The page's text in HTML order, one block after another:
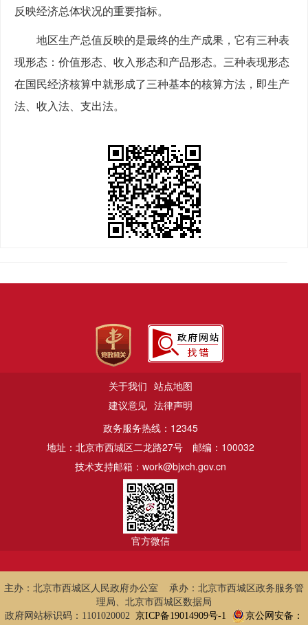
反映经济总体状况的重要指标。
地区生产总值反映的是最终的生产成果，它有三种表
现形态：价值形态、收入形态和产品形态。三种表现形态
在国民经济核算中就形成了三种基本的核算方法，即生产
法、收入法、支出法。
关于我们 站点地图
建议意见 法律声明
政务服务热线：12345
地址：北京市西城区二龙路27号
邮编：100032
技术支持邮箱：work@bjxch.gov.cn
官方微信
主办：北京市西城区人民政府办公室 承办：北京市西城区政务服务管
理局、北京市西城区数据局
政府网站标识码：1101020002 京ICP备19014909号-1
京公网安备：